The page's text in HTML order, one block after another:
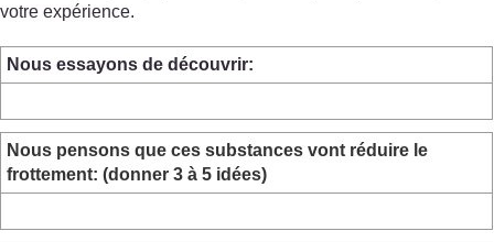
votre expérience.
Nous essayons de découvrir:
Nous pensons que ces substances vont réduire le
frottement: (donner 3 à 5 idées)